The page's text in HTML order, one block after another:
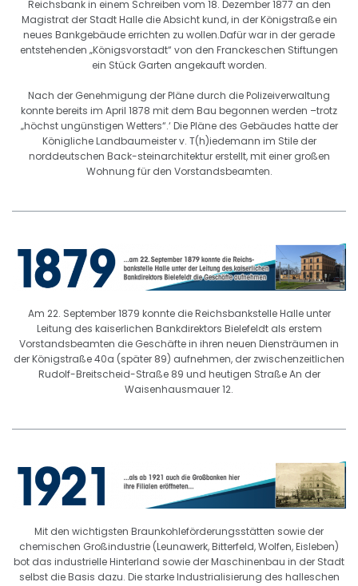
Reichsbank in einem Schreiben vom 18. Dezember 1877 an den
Magistrat der Stadt Halle die Absicht kund, in der Königstraße ein
neues Bankgebäude errichten zu wollen.Dafür war in der gerade
entstehenden „Königsvorstadt“ von den Franckeschen Stiftungen
ein Stück Garten angekauft worden.
Nach der Genehmigung der Pläne durch die Polizeiverwaltung
konnte bereits im April 1878 mit dem Bau begonnen werden –trotz
„höchst ungünstigen Wetters“.‘ Die Pläne des Gebäudes hatte der
Königliche Landbaumeister v. T(h)iedemann im Stile der
norddeutschen Back-steinarchitektur erstellt, mit einer großen
Wohnung für den Vorstandsbeamten.
Am 22. September 1879 konnte die Reichsbankstelle Halle unter
Leitung des kaiserlichen Bankdirektors Bielefeldt als erstem
Vorstandsbeamten die Geschäfte in ihren neuen Diensträumen in
der Königstraße 40a (später 89) aufnehmen, der zwischenzeitlichen
Rudolf-Breitscheid-Straße 89 und heutigen Straße An der
Waisenhausmauer 12.
Mit den wichtigsten Braunkohleförderungsstätten sowie der
chemischen Großindustrie (Leunawerk, Bitterfeld, Wolfen, Eisleben)
bot das industrielle Hinterland sowie der Maschinenbau in der Stadt
selbst die Basis dazu. Die starke Industrialisierung des halleschen